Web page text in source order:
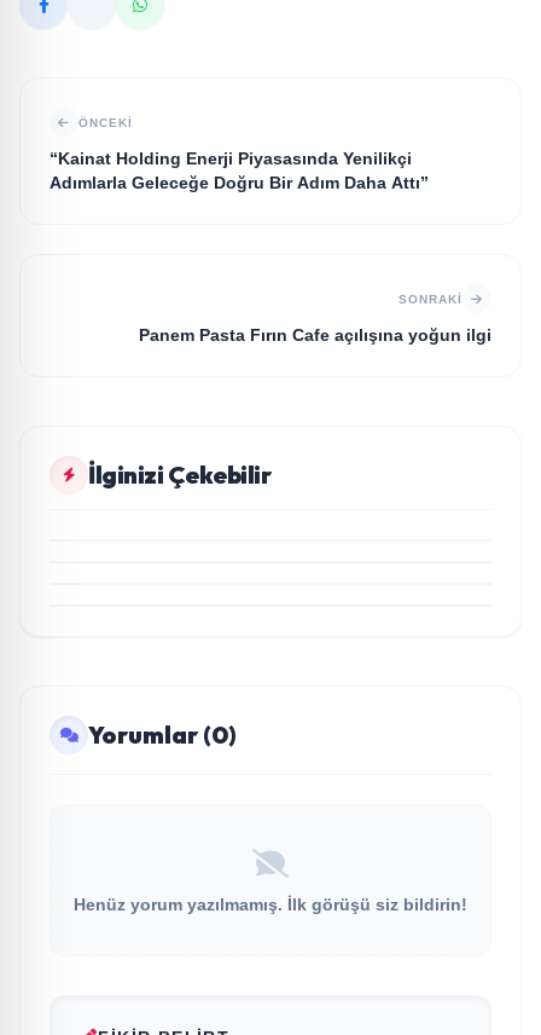
ÖNCEKI
“Kainat Holding Enerji Piyasasında Yenilikçi
Adımlarla Geleceğe Doğru Bir Adım Daha Attı”
SONRAKI
Panem Pasta Fırın Cafe açılışına yoğun ilgi
İlginizi Çekebilir
GÜNDEM
Arabesk müziğin sevilen sanatçısı Cansever 59
GÜNDEM
Yorumlar (0)
Henüz yorum yazılmamış. İlk görüşü siz bildirin!